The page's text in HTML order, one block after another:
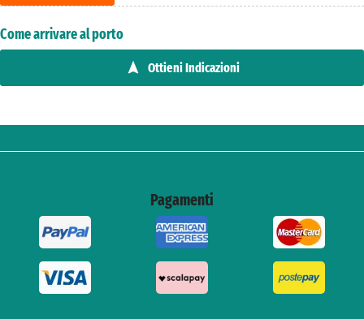
Come arrivare al porto
Ottieni Indicazioni
Pagamenti